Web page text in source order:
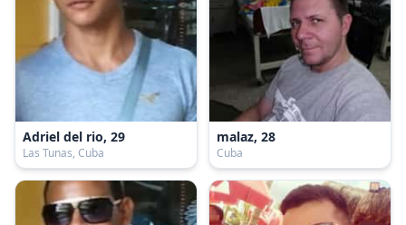
Adriel del rio, 29
Las Tunas, Cuba
malaz, 28
Cuba